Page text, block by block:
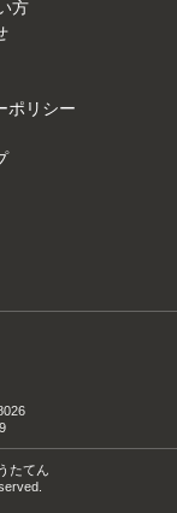
方
ポリシー
たてん